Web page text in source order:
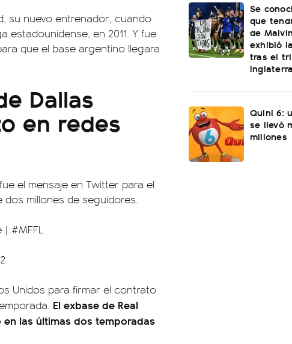
su nuevo entrenador, cuando
estadounidense, en 2011. Y fue
que el base argentino llegara
Dallas
en redes
fue el mensaje en Twitter para el
millones de seguidores.
| #MFFL
Unidos para firmar el contrato
El exbase de Real
las últimas dos temporadas
Se
que
de
exhibió
tras el
Inglaterra
Quini 6:
se llevó
millones